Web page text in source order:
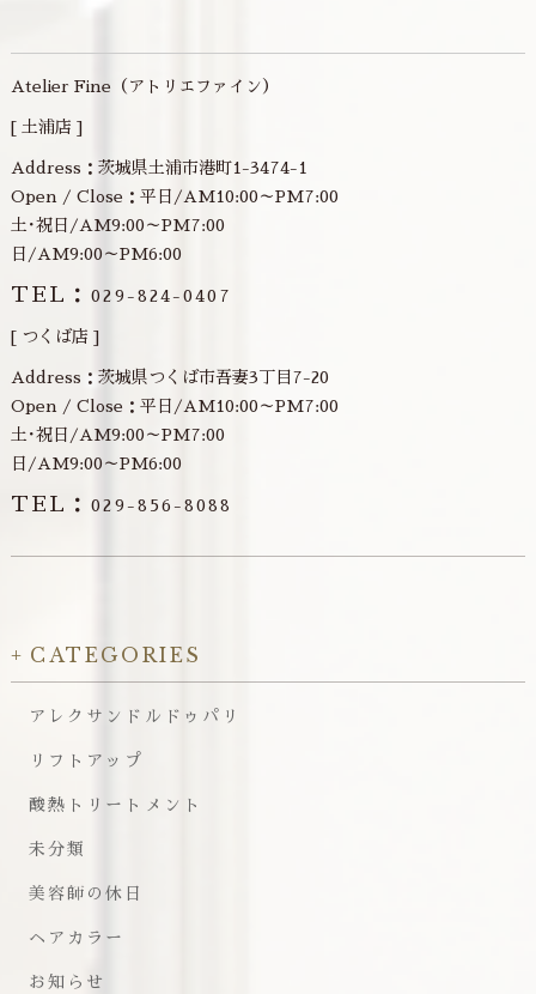
Atelier Fine（アトリエファイン）
[ 土浦店 ]
Address：茨城県土浦市港町1-3474-1
Open / Close：平日/AM10:00～PM7:00
土･祝日/AM9:00～PM7:00
日/AM9:00～PM6:00
TEL：029-824-0407
[ つくば店 ]
Address：茨城県つくば市吾妻3丁目7-20
Open / Close：平日/AM10:00～PM7:00
土･祝日/AM9:00～PM7:00
日/AM9:00～PM6:00
TEL：029-856-8088
CATEGORIES
アレクサンドルドゥパリ
リフトアップ
酸熱トリートメント
未分類
美容師の休日
ヘアカラー
お知らせ